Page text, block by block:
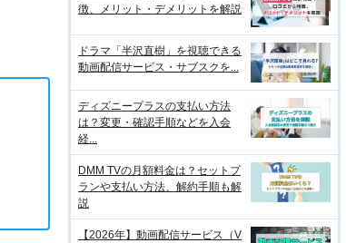
徴、メリット・デメリットを解説
ドラマ「半沢直樹」を視聴できる
動画配信サービス・サブスクを...
ディズニープラスの支払い方法
は？変更・確認手順などを入会
経...
DMM TVの月額料金は？セットプ
ランや支払い方法、解約手順も解
説
【2026年】動画配信サービス（V